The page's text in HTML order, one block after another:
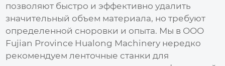
позволяют быстро и эффективно удалить
значительный объем материала, но требуют
определенной сноровки и опыта. Мы в ООО
Fujian Province Hualong Machinery нередко
рекомендуем ленточные станки для